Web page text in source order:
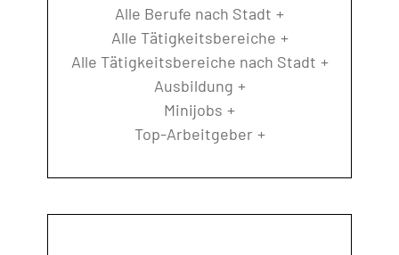
Alle Berufe nach Stadt
Alle Tätigkeitsbereiche
Alle Tätigkeitsbereiche nach Stadt
Ausbildung
Minijobs
Top-Arbeitgeber